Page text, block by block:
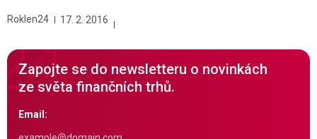
Roklen24 17. 2. 2016
Zapojte se do newsletteru o novinkách
ze světa finančních trhů.
Email: